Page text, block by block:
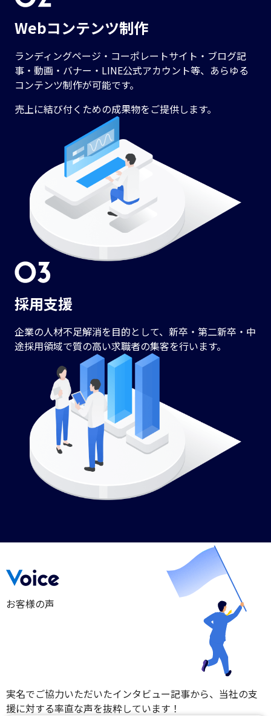
Webコンテンツ制作
ランディングページ・コーポレートサイト・ブログ記
事・動画・バナー・LINE公式アカウント等、あらゆる
コンテンツ制作が可能です。
売上に結び付くための成果物をご提供します。
採用支援
企業の人材不足解消を目的として、新卒・第二新卒・中
途採用領域で質の高い求職者の集客を行います。
お客様の声
実名でご協力いただいたインタビュー記事から、当社の支
援に対する率直な声を抜粋しています！